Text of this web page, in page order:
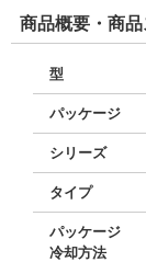
商品概要・商品
型
パッケージ
シリーズ
タイプ
パッケージ
冷却方法